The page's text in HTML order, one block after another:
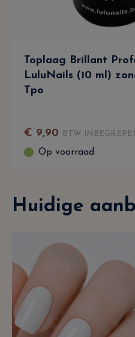
Toplaag Brillant
LuluNails (10 ml)
Tpo
€ 9,90 BTW
Op voorraad
Huidige